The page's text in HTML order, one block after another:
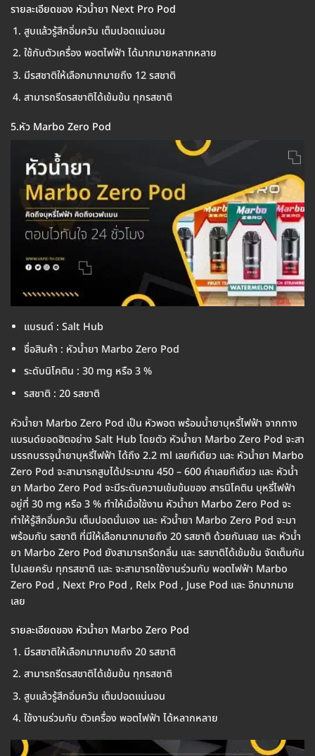
รายละเอียดของ หัวน้ำยา Next Pro Pod
สูบแล้วรู้สึกอิ่มควัน เต็มปอดแน่นอน
ใช้กับตัวเครื่อง พอตไฟฟ้า ได้มากมายหลากหลาย
มีรสชาติให้เลือกมากมายถึง 12 รสชาติ
สามารถรีดรสชาติได้เข้มข้น ทุกรสชาติ
5.หัว Marbo Zero Pod
แบรนด์ : Salt Hub
ชื่อสินค้า : หัวน้ำยา Marbo Zero Pod
ระดับนิโคติน : 30 mg หรือ 3 %
รสชาติ : 20 รสชาติ
หัวน้ำยา Marbo Zero Pod เป็น หัวพอต พร้อมน้ำยาบุหรี่ไฟฟ้า จากทาง
แบรนด์ยอดฮิตอย่าง Salt Hub โดยตัว หัวน้ำยา Marbo Zero Pod จะสา
มรรถบรรจุน้ำยาบุหรี่ไฟฟ้า ได้ถึง 2.2 ml เลยทีเดียว และ หัวน้ำยา Marbo
Zero Pod จะสามารถสูบได้ประมาณ 450 – 600 คำเลยทีเดียว และ หัวน้ำ
ยา Marbo Zero Pod จะมีระดับความเข้มข้นของ สารนิโคติน บุหรี่ไฟฟ้า
อยู่ที่ 30 mg หรือ 3 % ทำให้เมื่อใช้งาน หัวน้ำยา Marbo Zero Pod จะ
ทำให้รู้สึกอิ่มควัน เต็มปอดนั่นเอง และ หัวน้ำยา Marbo Zero Pod จะมา
พร้อมกับ รสชาติ ที่มีให้เลือกมากมายถึง 20 รสชาติ ด้วยกันเลย และ หัวน้ำ
ยา Marbo Zero Pod ยังสามารถรีดกลิ่น และ รสชาติได้เข้มข้น จัดเต็มกัน
ไปเลยครับ ทุกรสชาติ และ จะสามารถใช้งานร่วมกับ พอตไฟฟ้า Marbo
Zero Pod , Next Pro Pod , Relx Pod , Juse Pod และ อีกมากมาย
เลย
รายละเอียดของ หัวน้ำยา Marbo Zero Pod
มีรสชาติให้เลือกมากมายถึง 20 รสชาติ
สามารถรีดรสชาติได้เข้มข้น ทุกรสชาติ
สูบแล้วรู้สึกอิ่มควัน เต็มปอดแน่นอน
ใช้งานร่วมกับ ตัวเครื่อง พอตไฟฟ้า ได้หลากหลาย